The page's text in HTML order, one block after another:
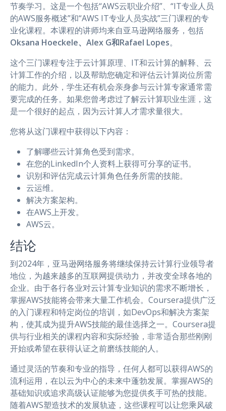
节奏学习。这是一个包括“AWS云职业介绍”、“IT专业人员
的AWS服务概述”和“AWS IT专业人员实战”三门课程的专
业化课程。本课程的讲师均来自亚马逊网络服务，包括
Oksana Hoeckele、Alex G和Rafael Lopes。
这个三门课程专注于云计算原理、IT和云计算的解释、云
计算工作的介绍，以及帮助您确定和评估云计算岗位所需
的能力。此外，学生还有机会亲身参与云计算专家通常需
要完成的任务。如果您曾考虑过了解云计算职业生涯，这
是一个很好的起点，因为云计算人才需求量很大。
您将从这门课程中获得以下内容：
了解哪些云计算角色受到需求。
在您的LinkedIn个人资料上获得可分享的证书。
识别和评估完成云计算角色任务所需的技能。
云运维。
解决方案架构。
在AWS上开发。
AWS云。
结论
到2024年，亚马逊网络服务将继续保持云计算行业领导者
地位，为越来越多的互联网提供动力，并改变全球各地的
企业。由于各行各业对云计算专业知识的需求不断增长，
掌握AWS技能将会带来大量工作机会。Coursera提供广泛
的入门课程和特定岗位的培训，如DevOps和解决方案架
构，使其成为提升AWS技能的最佳选择之一。Coursera提
供与行业相关的课程内容和实际经验，非常适合那些刚刚
开始或希望在获得认证之前磨练技能的人。
通过灵活的节奏和专业的指导，任何人都可以获得AWS的
流利运用，在以云为中心的未来中蓬勃发展。掌握AWS的
基础知识或追求高级认证能够为您提供炙手可热的技能。
随着AWS塑造技术的发展轨迹，这些课程可以让您乘风破